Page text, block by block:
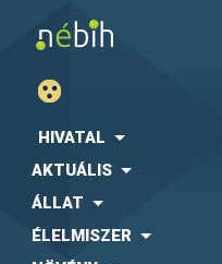
HIVATAL
AKTUÁLIS
ÁLLAT
ÉLELMISZER